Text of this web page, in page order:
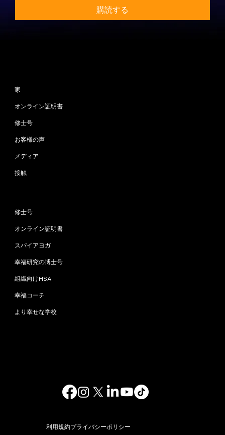
購読する
家
オンライン証明書
修士号
お客様の声
メディア
接触
修士号
オンライン証明書
スパイアヨガ
幸福研究の博士号
組織向けHSA
幸福コーチ
より幸せな学校
利用規約プライバシーポリシー